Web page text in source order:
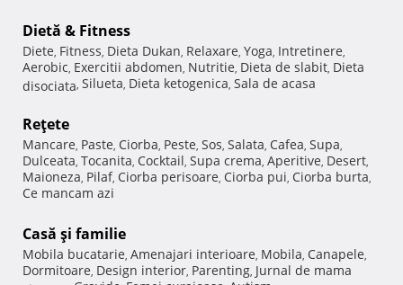
Dietă & Fitness
Diete, Fitness, Dieta Dukan, Relaxare, Yoga, Intretinere,
Aerobic, Exercitii abdomen, Nutritie, Dieta de slabit, Dieta
disociata, Silueta, Dieta ketogenica, Sala de acasa
Reţete
Mancare, Paste, Ciorba, Peste, Sos, Salata, Cafea, Supa,
Dulceata, Tocanita, Cocktail, Supa crema, Aperitive, Desert,
Maioneza, Pilaf, Ciorba perisoare, Ciorba pui, Ciorba burta,
Ce mancam azi
Casă şi familie
Mobila bucatarie, Amenajari interioare, Mobila, Canapele,
Dormitoare, Design interior, Parenting, Jurnal de mama